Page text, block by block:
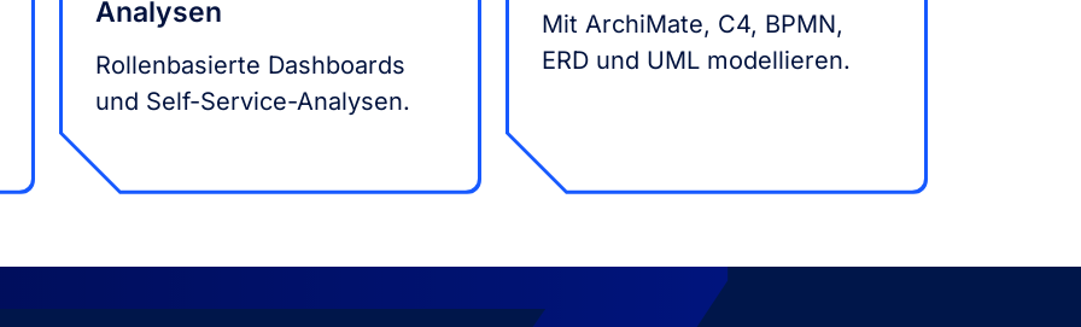
Analysen
Rollenbasierte Dashboards
und Self-Service-Analysen.
Mit ArchiMate, C4, BPMN,
ERD und UML modellieren.